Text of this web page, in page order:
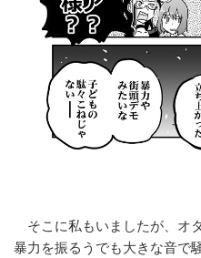
そこに私もいましたが、オ
暴力を振るうでも大きな音で